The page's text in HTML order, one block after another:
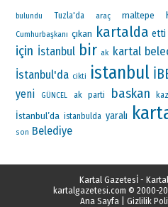
bulundu Tuzla'da araç maltepe
Cumhurbaşkanı çıkan kartalda etti
için İstanbul bir ak kartal
İstanbul'da cikti istanbul
yeni GÜNCEL ak parti baskan
İstanbul’da istanbulda yaralı
son Belediye
Kartal Gazetesİ -
kartalgazetesi.com © 2000-
Ana Sayfa
Gizlilik